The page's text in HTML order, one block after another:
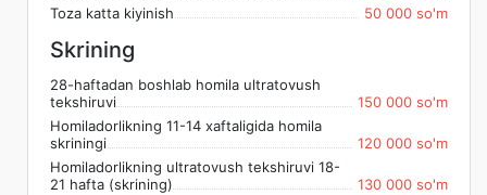
Toza katta kiyinish
50 000 so'm
Skrining
28-haftadan boshlab homila ultratovush
tekshiruvi
150 000 so'm
Homiladorlikning 11-14 xaftaligida homila
skriningi
120 000 so'm
Homiladorlikning ultratovush tekshiruvi 18-
21 hafta (skrining)
130 000 so'm